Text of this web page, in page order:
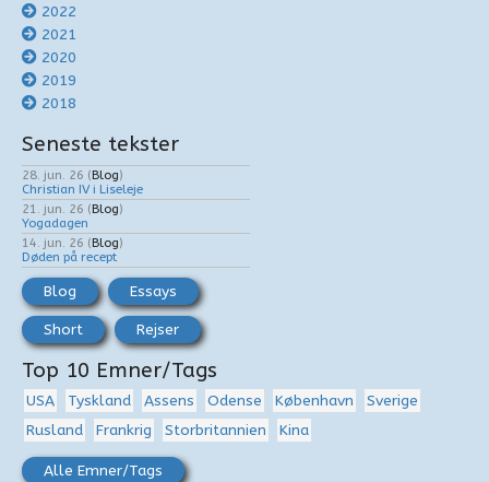
2022
2021
2020
2019
2018
Seneste tekster
28. jun. 26 (Blog)
Christian IV i Liseleje
21. jun. 26 (Blog)
Yogadagen
14. jun. 26 (Blog)
Døden på recept
Blog Essays
Short Rejser
Top 10 Emner/Tags
USA Tyskland Assens Odense København
Sverige
Rusland
Frankrig Storbritannien Kina
Alle Emner/Tags